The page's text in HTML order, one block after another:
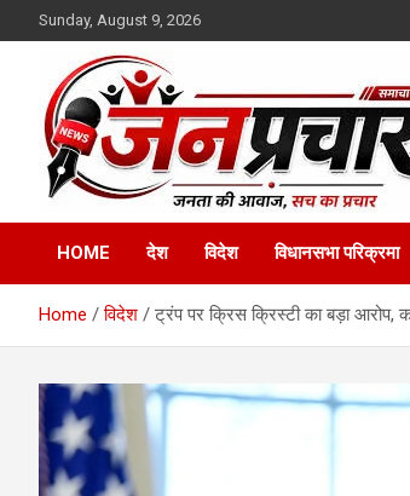
to
Sunday, August 9, 2026
:: जनप्रचार ::
Madhya Pradesh News Today | MP News Hindi
HOME
देश विदेश विधानसभा परिक्रमा
Home विदेश ट्रंप पर क्रिस क्रिस्टी का बड़ा आरोप,